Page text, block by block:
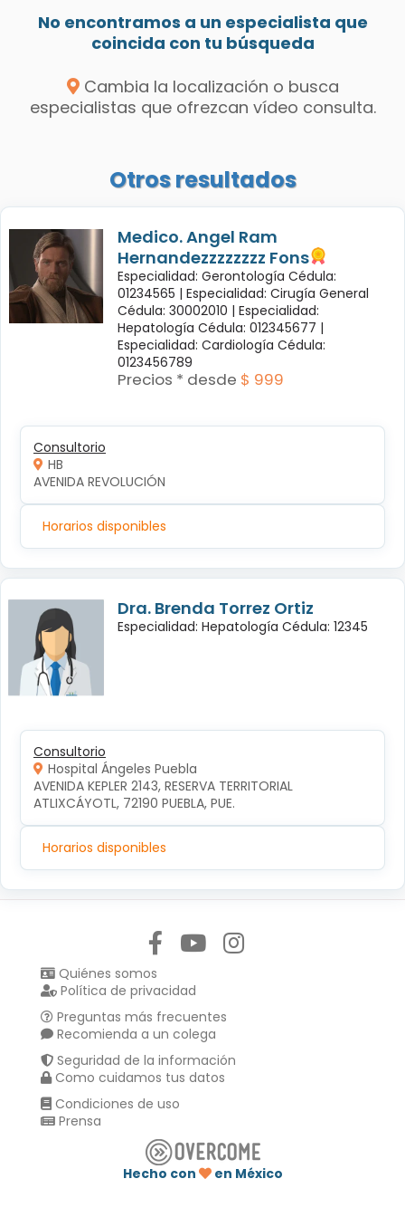
No encontramos a un especialista que
coincida con tu búsqueda
Cambia la localización o busca
especialistas que ofrezcan vídeo consulta.
Otros resultados
Medico. Angel Ram
Hernandezzzzzzzz Fons
Especialidad: Gerontología Cédula:
01234565 | Especialidad: Cirugía General
Cédula: 30002010 | Especialidad:
Hepatología Cédula: 012345677 |
Especialidad: Cardiología Cédula:
0123456789
Precios * desde $ 999
Consultorio
HB
AVENIDA REVOLUCIÓN
Horarios disponibles
Dra. Brenda Torrez Ortiz
Especialidad: Hepatología Cédula: 12345
Consultorio
Hospital Ángeles Puebla
AVENIDA KEPLER 2143, RESERVA TERRITORIAL
ATLIXCÁYOTL, 72190 PUEBLA, PUE.
Horarios disponibles
Quiénes somos
Política de privacidad
Preguntas más frecuentes
Recomienda a un colega
Seguridad de la información
Como cuidamos tus datos
Condiciones de uso
Prensa
Hecho con
en México